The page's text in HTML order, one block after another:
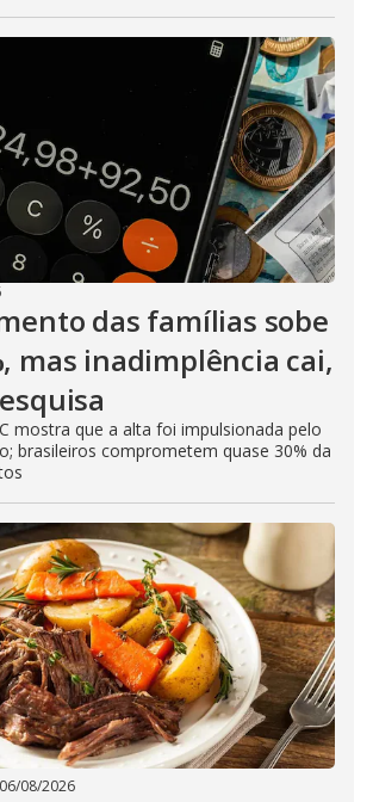
das famílias sobe
mas inadimplência cai,
mostra que a alta foi impulsionada pelo
brasileiros comprometem quase 30% da
06/08/2026